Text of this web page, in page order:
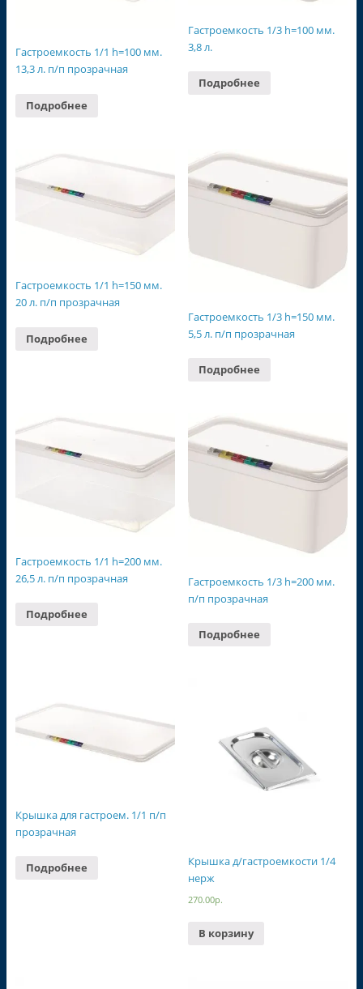
Гастроемкость 1/1 h=100 мм.
13,3 л. п/п прозрачная
Подробнее
Гастроемкость 1/3 h=100 мм.
3,8 л.
Подробнее
Гастроемкость 1/1 h=150 мм.
20 л. п/п прозрачная
Подробнее
Гастроемкость 1/3 h=150 мм.
5,5 л. п/п прозрачная
Подробнее
Гастроемкость 1/1 h=200 мм.
26,5 л. п/п прозрачная
Подробнее
Гастроемкость 1/3 h=200 мм.
п/п прозрачная
Подробнее
Крышка для гастроем. 1/1 п/п
прозрачная
Подробнее
Крышка д/гастроемкости 1/4
нерж
270.00р.
В корзину